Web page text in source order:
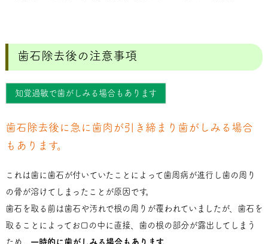
歯石除去後の注意事項
知覚過敏で歯がしみる場合もあります
歯石除去後に急に歯肉が引き締まり歯がしみる場合
もあります。
これは歯に歯石が付いていたことによって歯周病が進行し歯の周り
の骨が溶けてしまったことが原因です。
歯石を取る前は歯石や汚れで根の周りが覆われていましたが、歯石を
取ることによってお口の中に直接、歯の根の部分が露出してしまう
ため、 一時的に歯がしみる場合もあります。